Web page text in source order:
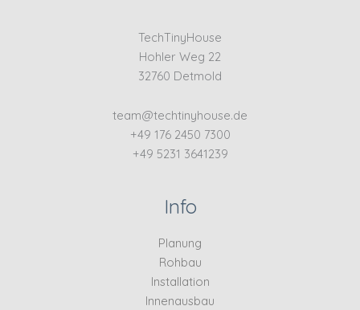
TechTinyHouse
Hohler Weg 22
32760 Detmold
team@techtinyhouse.de
+49 176 2450 7300
+49 5231 3641239
Info
Planung
Rohbau
Installation
Innenausbau